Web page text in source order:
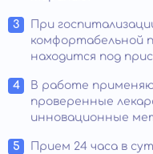
При
комфортабельной
находится под
В работе
проверенные
инновационные
Прием 24 часа в